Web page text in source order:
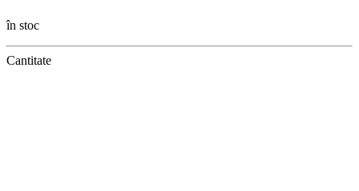
în stoc
Cantitate